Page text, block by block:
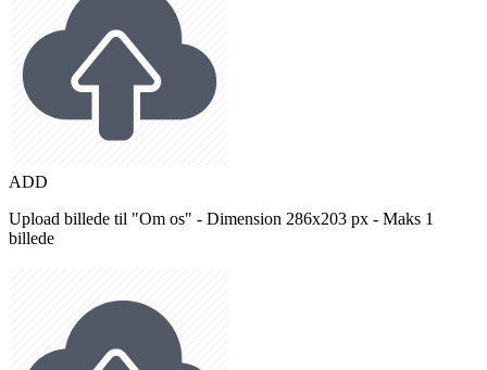
ADD
Upload billede til "Om os" - Dimension 286x203 px - Maks 1
billede